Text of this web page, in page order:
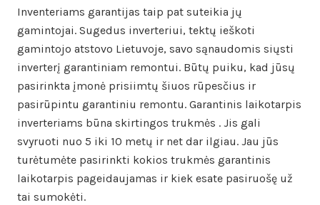
Inventeriams garantijas taip pat suteikia jų
gamintojai. Sugedus inverteriui, tektų ieškoti
gamintojo atstovo Lietuvoje, savo sąnaudomis siųsti
inverterį garantiniam remontui. Būtų puiku, kad jūsų
pasirinkta įmonė prisiimtų šiuos rūpesčius ir
pasirūpintu garantiniu remontu. Garantinis laikotarpis
inverteriams būna skirtingos trukmės . Jis gali
svyruoti nuo 5 iki 10 metų ir net dar ilgiau. Jau jūs
turėtumėte pasirinkti kokios trukmės garantinis
laikotarpis pageidaujamas ir kiek esate pasiruošę už
tai sumokėti.